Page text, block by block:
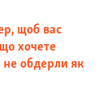
щоб вас
хочете
обдерли як